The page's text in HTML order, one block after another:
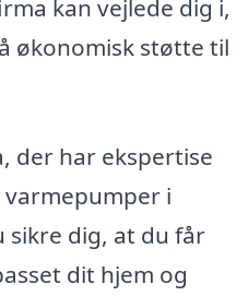
kan vejlede dig i,
økonomisk støtte til
der har ekspertise
i
sikre dig, at du får
dit hjem og